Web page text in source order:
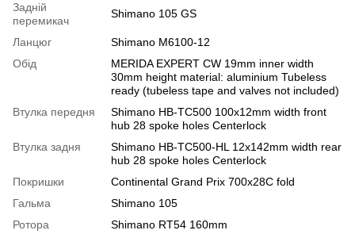
Задній
перемикач
Shimano 105 GS
Ланцюг
Shimano M6100-12
Обід
MERIDA EXPERT CW 19mm inner width
30mm height material: aluminium Tubeless
ready (tubeless tape and valves not included)
Втулка передня
Shimano HB-TC500 100x12mm width front
hub 28 spoke holes Centerlock
Втулка задня
Shimano HB-TC500-HL 12x142mm width rear
hub 28 spoke holes Centerlock
Покришки
Continental Grand Prix 700x28C fold
Гальма
Shimano 105
Ротора
Shimano RT54 160mm